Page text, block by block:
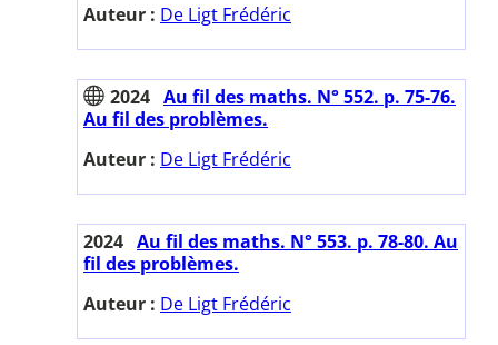
Auteur : De Ligt Frédéric
2024 Au fil des maths. N° 552. p. 75-76.
Au fil des problèmes.
Auteur : De Ligt Frédéric
2024 Au fil des maths. N° 553. p. 78-80. Au
fil des problèmes.
Auteur : De Ligt Frédéric